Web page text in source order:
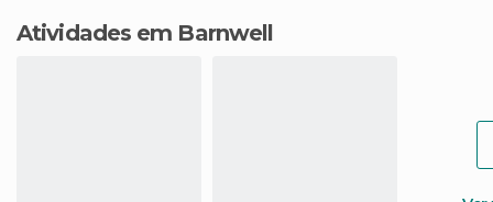
Atividades em Barnwell